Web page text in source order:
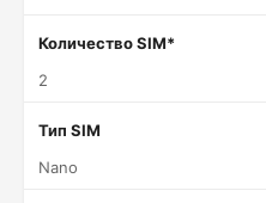
Количество SIM*
2
Тип SIM
Nano